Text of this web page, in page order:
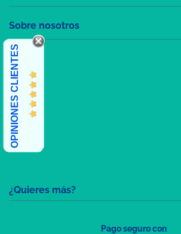
¿Quieres más?
Sobre nosotros
OPINIONES CLIENTES
Pago seguro con